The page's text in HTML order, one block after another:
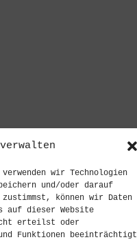
wir Technologien
und/oder darauf
können wir Daten
auf dieser Website
erteilst oder
Funktionen beeinträchtigt